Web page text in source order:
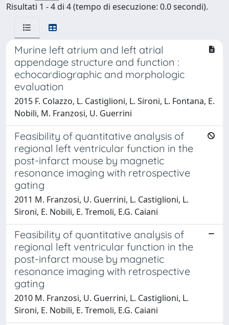
Risultati 1 - 4 di 4 (tempo di esecuzione: 0.0 secondi).
Murine left atrium and left atrial
appendage structure and function :
echocardiographic and morphologic
evaluation
2015 F. Colazzo, L. Castiglioni, L. Sironi, L. Fontana, E.
Nobili, M. Franzosi, U. Guerrini
Feasibility of quantitative analysis of
regional left ventricular function in the
post-infarct mouse by magnetic
resonance imaging with retrospective
gating
2011 M. Franzosi, U. Guerrini, L. Castiglioni, L.
Sironi, E. Nobili, E. Tremoli, E.G. Caiani
Feasibility of quantitative analysis of
regional left ventricular function in the
post-infarct mouse by magnetic
resonance imaging with retrospective
gating
2010 M. Franzosi, U. Guerrini, L. Castiglioni, L.
Sironi, E. Nobili, E. Tremoli, E.G. Caiani